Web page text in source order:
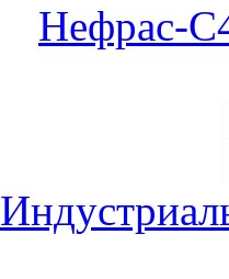
Нефрас-